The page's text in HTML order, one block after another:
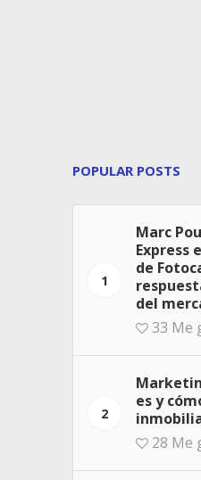
POPULAR POSTS
1
Marc
Express
de
del
33 Me
2
es y
28 Me